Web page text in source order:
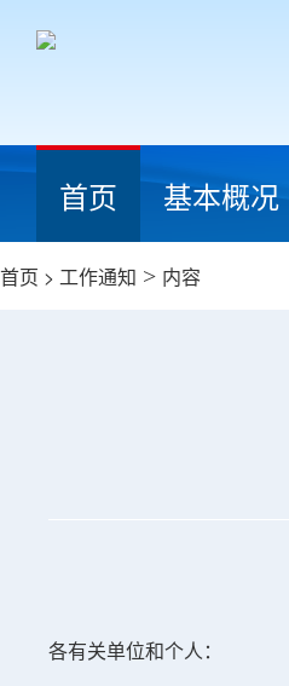
首页 基本概况
首页 > 工作通知 > 内容
各有关单位和个人：